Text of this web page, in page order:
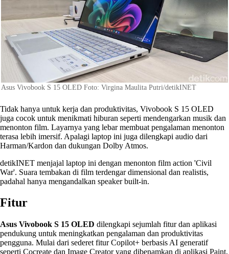
Asus Vivobook S 15 OLED Foto: Virgina Maulita Putri/detikINET
Tidak hanya untuk kerja dan produktivitas, Vivobook S 15 OLED
juga cocok untuk menikmati hiburan seperti mendengarkan musik dan
menonton film. Layarnya yang lebar membuat pengalaman menonton
terasa lebih imersif. Apalagi laptop ini juga dilengkapi audio dari
Harman/Kardon dan dukungan Dolby Atmos.
detikINET menjajal laptop ini dengan menonton film action 'Civil
War'. Suara tembakan di film terdengar dimensional dan realistis,
padahal hanya mengandalkan speaker built-in.
Fitur
Asus Vivobook S 15 OLED dilengkapi sejumlah fitur dan aplikasi
pendukung untuk meningkatkan pengalaman dan produktivitas
pengguna. Mulai dari sederet fitur Copilot+ berbasis AI generatif
seperti Cocreate dan Image Creator yang dibenamkan di aplikasi Paint,